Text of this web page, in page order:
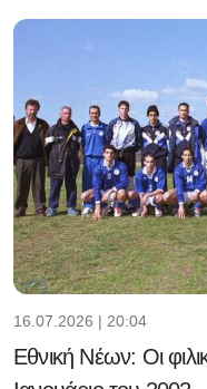
16.07.2026 | 20:04
Εθνική Νέων: Οι